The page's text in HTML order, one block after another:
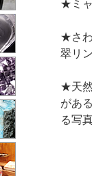
★ミ
★さ
翠リ
★天
があ
る写